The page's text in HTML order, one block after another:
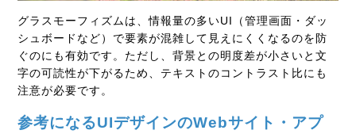
グラスモーフィズムは、情報量の多いUI（管理画面・ダッ
シュボードなど）で要素が混雑して見えにくくなるのを防
ぐのにも有効です。ただし、背景との明度差が小さいと文
字の可読性が下がるため、テキストのコントラスト比にも
注意が必要です。
参考になるUIデザインのWebサイト・アプ